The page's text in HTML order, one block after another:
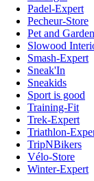
Padel-Expert
Pecheur-Store
Pet and Garden
Slowood
Smash-Expert
Sneak'In
Sneakids
Sport is good
Training-Fit
Trek-Expert
Triathlon-
TripNBikers
Vélo-Store
Winter-Expert